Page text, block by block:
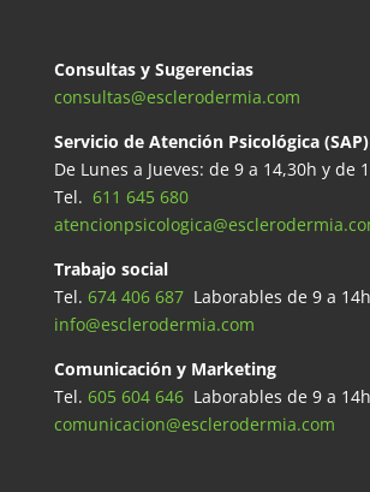
Consultas y Sugerencias
consultas@esclerodermia.com
Servicio de Atención Psicológica (SAP)
De Lunes a Jueves: de 9 a 14,30h y de
Tel. 611 645 680
Trabajo social
Tel. 674 406 687 Laborables de 9 a 14h
info@esclerodermia.com
Comunicación y Marketing
Tel. 605 604 646Laborables de 9 a 14h
comunicacion@esclerodermia.com